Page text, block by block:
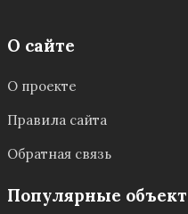
О сайте
О проекте
Правила сайта
Обратная связь
Популярные